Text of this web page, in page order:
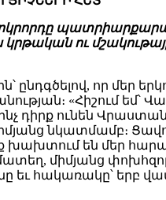
ու
որ մեր երկու
«Հիշում եմ՝
դիրք ունեն
նկատմամբ։
խախտում են մեր
միմյանց
եւ հակառակը՝ երբ